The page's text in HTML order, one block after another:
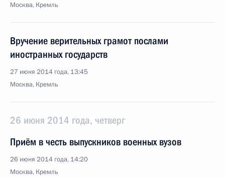
Москва, Кремль
Вручение верительных грамот послами
иностранных государств
27 июня 2014 года, 13:45
Москва, Кремль
26 июня 2014 года, четверг
Приём в честь выпускников военных вузов
26 июня 2014 года, 14:20
Москва, Кремль